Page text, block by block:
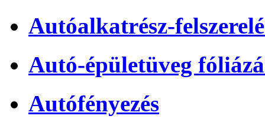
Autóalkatrész-
Autó-épületüveg
Autófényezés